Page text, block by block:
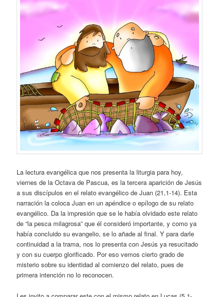
La lectura evangélica que nos presenta la liturgia para hoy,
viernes de la Octava de Pascua, es la tercera aparición de Jesús
a sus discípulos en el relato evangélico de Juan (21,1-14). Esta
narración la coloca Juan en un apéndice o epílogo de su relato
evangélico. Da la impresión que se le había olvidado este relato
de “la pesca milagrosa” que él consideró importante, y como ya
había concluido su evangelio, se lo añade al final. Y para darle
continuidad a la trama, nos lo presenta con Jesús ya resucitado
y con su cuerpo glorificado. Por eso vemos cierto grado de
misterio sobre su identidad al comienzo del relato, pues de
primera intención no lo reconocen.